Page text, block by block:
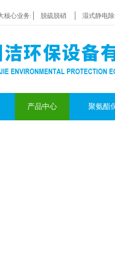
核心业务: 脱硫脱硝 湿式静电
产品中心 聚氨酯